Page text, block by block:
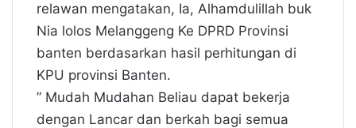
relawan mengatakan, Ia, Alhamdulillah buk
Nia lolos Melanggeng Ke DPRD Provinsi
banten berdasarkan hasil perhitungan di
KPU provinsi Banten.
” Mudah Mudahan Beliau dapat bekerja
dengan Lancar dan berkah bagi semua